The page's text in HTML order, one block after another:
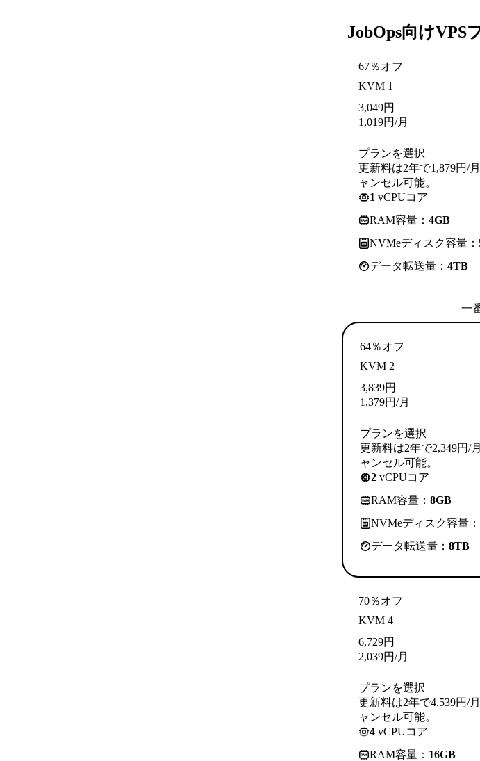
JobOps向けVPS
67％オフ
KVM 1
3,049円
1,019円/月
プランを選択
更新料は2年で1,879円/
ャンセル可能。
1 vCPUコア
RAM容量： 4GB
NVMeディスク容量：
データ転送量： 4TB
一
64％オフ
KVM 2
3,839円
1,379円/月
プランを選択
更新料は2年で2,349円/
ャンセル可能。
2 vCPUコア
RAM容量： 8GB
NVMeディスク容量：
データ転送量： 8TB
70％オフ
KVM 4
6,729円
2,039円/月
プランを選択
更新料は2年で4,539円/
ャンセル可能。
4 vCPUコア
RAM容量： 16GB